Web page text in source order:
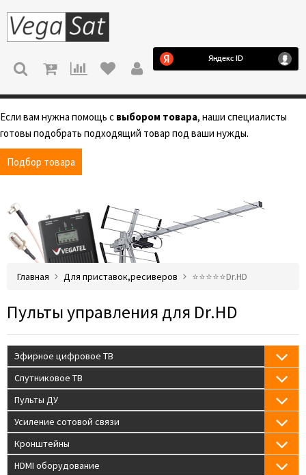
МЕНЮ
Если вам нужна помощь с выбором товара, наши специалисты
готовы подобрать подходящий товар под ваши нужды.
Подбор товара
Главная Для приставок,ресиверов ⭐️⭐️⭐️⭐️⭐️Dr.HD
Пульты управления для Dr.HD
Эфирное цифровое ТВ
Спутниковое ТВ
Пульты ДУ
Усиление сотовой связи
Кронштейны
HDMI оборудование